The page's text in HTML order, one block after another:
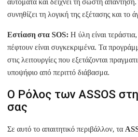
συνηθίζει τη λογική της εξέτασης και το
Εστίαση στα SOS: Η ύλη είναι
πέφτουν είναι συγκεκριμένα. Τα
στις λειτουργίες που εξετάζονται
υποψήφιο από περιττό διάβασμα.
Ο Ρόλος των ASSOS
σας
Σε αυτό το απαιτητικό περιβάλλον, τα